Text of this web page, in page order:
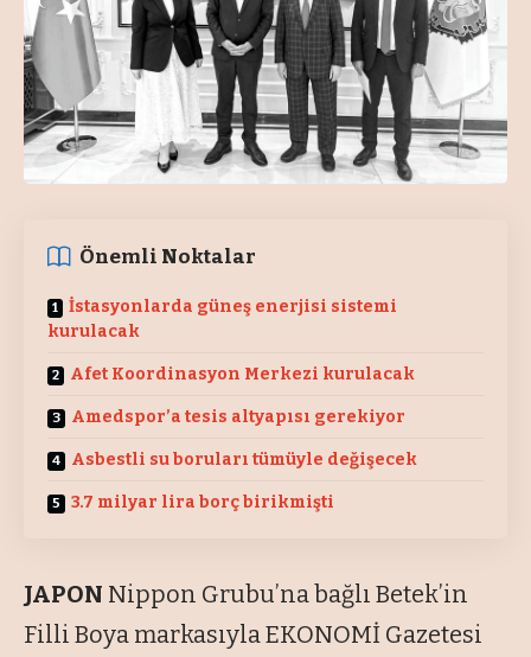
Önemli Noktalar
İstasyonlarda güneş enerjisi sistemi
kurulacak
Afet Koordinasyon Merkezi kurulacak
Amedspor’a tesis altyapısı gerekiyor
Asbestli su boruları tümüyle değişecek
3.7 milyar lira borç birikmişti
JAPON Nippon Grubu’na bağlı Betek’in
Filli Boya markasıyla EKONOMİ Gazetesi